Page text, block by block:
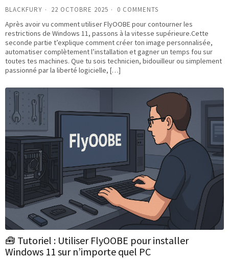
BLACKFURY 22 OCTOBRE 2025 0 COMMENTS
Après avoir vu comment utiliser FlyOOBE pour contourner les
restrictions de Windows 11, passons à la vitesse supérieure.Cette
seconde partie t’explique comment créer ton image personnalisée,
automatiser complètement l’installation et gagner un temps fou sur
toutes tes machines. Que tu sois technicien, bidouilleur ou simplement
passionné par la liberté logicielle, […]
🧰 Tutoriel : Utiliser FlyOOBE pour installer
Windows 11 sur n’importe quel PC